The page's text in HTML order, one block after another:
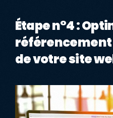
Étape n°4 :
référencement
de votre site